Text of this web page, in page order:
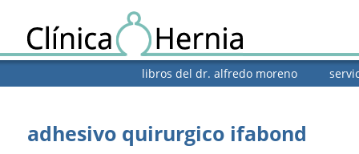
libros del dr. alfredo moreno
adhesivo quirurgico ifabond